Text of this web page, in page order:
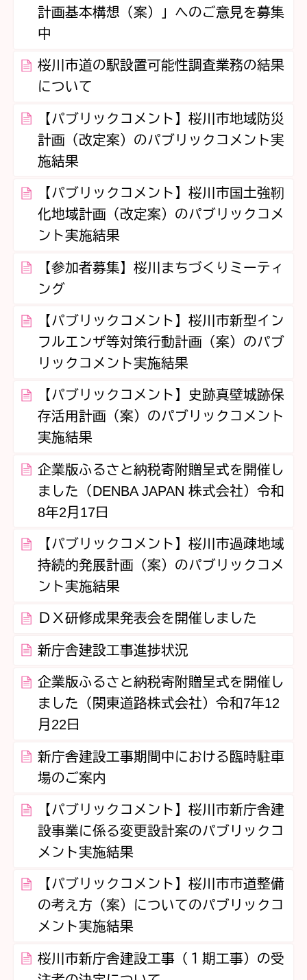
計画基本構想（案）」へのご意見を募集
中
桜川市道の駅設置可能性調査業務の結果
について
【パブリックコメント】桜川市地域防災
計画（改定案）のパブリックコメント実
施結果
【パブリックコメント】桜川市国土強靭
化地域計画（改定案）のパブリックコメ
ント実施結果
【参加者募集】桜川まちづくりミーティ
ング
【パブリックコメント】桜川市新型イン
フルエンザ等対策行動計画（案）のパブ
リックコメント実施結果
【パブリックコメント】史跡真壁城跡保
存活用計画（案）のパブリックコメント
実施結果
企業版ふるさと納税寄附贈呈式を開催し
ました（DENBA JAPAN 株式会社）令和
8年2月17日
【パブリックコメント】桜川市過疎地域
持続的発展計画（案）のパブリックコメ
ント実施結果
ＤＸ研修成果発表会を開催しました
新庁舎建設工事進捗状況
企業版ふるさと納税寄附贈呈式を開催し
ました（関東道路株式会社）令和7年12
月22日
新庁舎建設工事期間中における臨時駐車
場のご案内
【パブリックコメント】桜川市新庁舎建
設事業に係る変更設計案のパブリックコ
メント実施結果
【パブリックコメント】桜川市市道整備
の考え方（案）についてのパブリックコ
メント実施結果
桜川市新庁舎建設工事（１期工事）の受